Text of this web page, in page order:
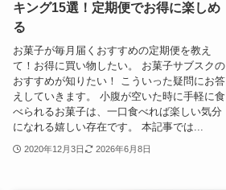
キング15選！定期便でお得に楽しめ
る
お菓子が毎月届くおすすめの定期便を教え
て！お得に買い物したい。 お菓子サブスクの
おすすめが知りたい！ こういった疑問にお答
えしていきます。 小腹が空いた時に手軽に食
べられるお菓子は、一口食べれば楽しい気分
になれる嬉しい存在です。 本記事では...
2020年12月3日 2026年6月8日